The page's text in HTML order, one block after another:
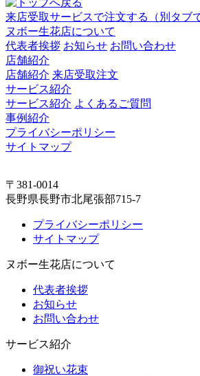
来店受取サービスで注文する （別タブ
ヌボー生花店について
代表者挨拶 お知らせ お問い合わせ
店舗紹介
店舗紹介 来店受取注文
サービス紹介
サービス紹介 よくあるご質問
事例紹介
プライバシーポリシー
サイトマップ
〒381-0014
長野県長野市北尾張部715-7
プライバシーポリシー
サイトマップ
ヌボー生花店について
代表者挨拶
お知らせ
お問い合わせ
サービス紹介
御祝い花束